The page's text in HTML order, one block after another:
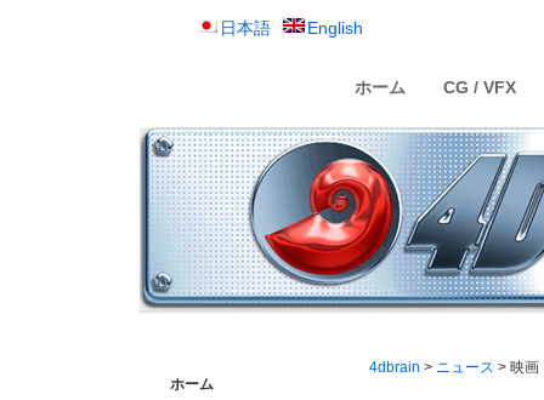
日本語 English
ホーム CG / VFX
4dbrain > ニュース > 映画
ホーム